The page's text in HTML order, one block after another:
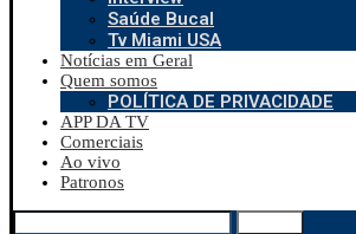
Saúde Bucal
Tv Miami USA
Notícias em Geral
Quem somos
POLÍTICA DE PRIVACIDADE
APP DA TV
Comerciais
Ao vivo
Patronos